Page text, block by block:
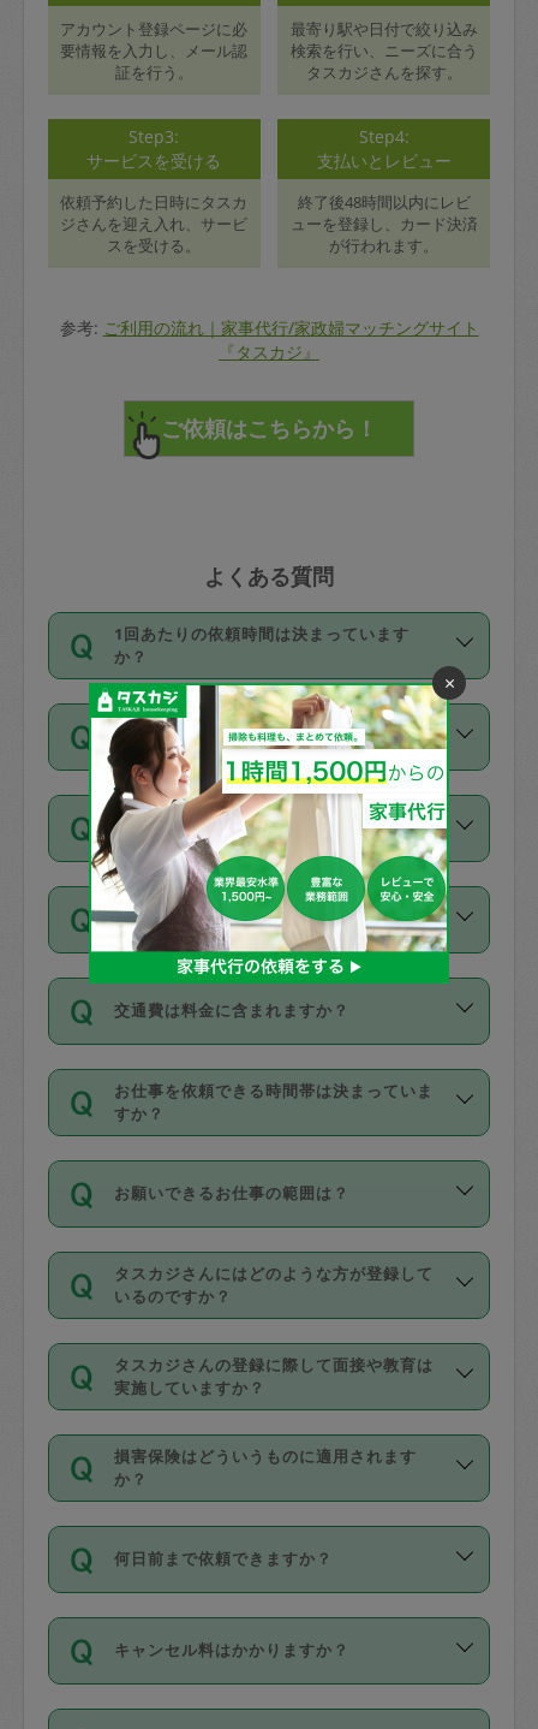
アカウント登録ページに必
要情報を入力し、メール認
証を行う。
最寄り駅や日付で絞り込み
検索を行い、ニーズに合う
タスカジさんを探す。
Step3:
サービスを受ける
依頼予約した日時にタスカ
ジさんを迎え入れ、サービ
スを受ける。
Step4:
支払いとレビュー
終了後48時間以内にレビ
ューを登録し、カード決済
が行われます。
参考: ご利用の流れ｜家事代行/家政婦マッチングサイト
『タスカジ』
よくある質問
1回あたりの依頼時間は決まっています
か？
依頼1回につき3時間固定です。3時間を
超えて依頼したい場合は、延長機能をご
利用ください。機能をご利用いただくに
は、タスカジさんに事前に相談し、合意
の上事前申請することが必要です。な
お、3時間を下回っても、値引き等はござ
いません。
価格はどうやって決まっていますか？
11種類の価格帯の中からタスカジさん自
身が価格を選んで設定しています。
タスカジさんの価格設定には最初は制限
があり、レビュー件数、レビューの平均
値、などで除々に設定可能な最高額が上
がっていく仕組みになっています。
支払い方法を教えてください
お支払方法はクレジットカード（Visa／
Master／JCB／AMERICAN EXPRESS／
Diners Club）のみとなります。
カード情報のご登録は、依頼リクエスト
を行う際にご入力ください。プロフィー
ル登録時にはご入力いただかなくても大
丈夫です。
デビットカード・プリペイドカード（Vプ
リカ、au WALLETなど）は支払にはご利
銀行振込や現金払いも対応していませ
なお、タスカジさんの交通費も、依頼料
金のご請求と合わせてお支払いとなりま
動計算で表示されます。
同じタスカジさんに定期的にお願いする場
合はお得になる？
依頼には「スポット」と「定期（毎週｜
隔週）」があり、「定期」の依頼は「ス
ポット」よりお得な料金でご利用できま
す。
定期の最低利用回数は設けていない代わ
りに、一定数を超えたキャンセルは有償
（例：毎週定期の場合は３回以上のキャ
ンセルが有償（1200円、隔週定期の場合
は２回以上のキャンセルが有償（1200
交通費は料金に含まれますか？
交通費は依頼料金とは別途発生し、依頼
料金のご請求と合わせてお支払いとなり
ます。交通費の金額は「依頼の詳細」に
お仕事を依頼できる時間帯は決まっていま
すか？
時間帯は3種類あります。いずれも１回あ
たり３時間です。
・ＡＭ ９時～１２時
・ＰＭ １３時～１６時
・夜 １８時～２１時
開始時間を２時間前後変更することが可
能です。依頼送信後、個別にタスカジさ
んにメッセージを送り調整してくださ
い。ただし、２時間を越えての調整はで
時間も被らない場合、損害保険の対象外
お願いできるお仕事の範囲は？
掃除、整理収納、洗濯、買い物、料理、
作り置きです。タスカジさんによってで
きる仕事の範囲が異なりますので、依頼
する前にタスカジさんのプロフィールで
確認してください。
基本的に、高所での作業や危険作業、屋
外での作業は対象外です。
タスカジさんにはどのような方が登録して
いるのですか？
主婦として長年の家事経験をお持ちの
方、栄養士・調理師といった資格者で保
育園や学校の給食やレストランで料理関
係の専門職に従事されていた方、日本で
すでにハウスキーパーや英語の先生とし
てお仕事をしているフィリピン出身の
社員など様々なバックグラウンドの方が
登録しています。
日本語も話せる方など様々です。
タスカジさんの登録に際して面接や教育は
実施していますか？
応募の際に、各自事務局との面接と説明
を行っています。その後、身分証明書の
写真提出をしていただいています。外国
確認しています。タスカジさんトレーニ
ング動画を使ったセルフトレーニングの
現場トライアルを受け、合格したタスカ
ジさんが活動されています。
損害保険はどういうものに適用されます
か？
依頼者とタスカジさんとの間でタスカジ
を通して成立した作業時間内での作業に
適用されます。作業範囲は、掃除、洗
です。作業中に物を壊したり、人にけが
をさせたりした場合が対象で、補償金額
何日前まで依頼できますか？
ご依頼は、現在を起点に3日後（72時間
以降）の日時から受付可能となっていま
す。
キャンセル料はかかりますか？
キャンセル料には、以下の2種類がありま
×